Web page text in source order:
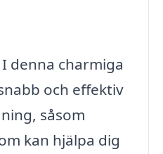
denna charmiga
och effektiv
såsom
kan hjälpa dig